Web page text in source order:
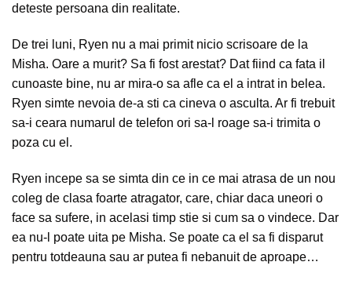
deteste persoana din realitate.
De trei luni, Ryen nu a mai primit nicio scrisoare de la
Misha. Oare a murit? Sa fi fost arestat? Dat fiind ca fata il
cunoaste bine, nu ar mira-o sa afle ca el a intrat in belea.
Ryen simte nevoia de-a sti ca cineva o asculta. Ar fi trebuit
sa-i ceara numarul de telefon ori sa-l roage sa-i trimita o
poza cu el.
Ryen incepe sa se simta din ce in ce mai atrasa de un nou
coleg de clasa foarte atragator, care, chiar daca uneori o
face sa sufere, in acelasi timp stie si cum sa o vindece. Dar
ea nu-l poate uita pe Misha. Se poate ca el sa fi disparut
pentru totdeauna sau ar putea fi nebanuit de aproape…